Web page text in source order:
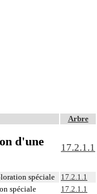
Arbre
d'une
17.2.1.1
spéciale 17.2.1.1
spéciale 17.2.1.1